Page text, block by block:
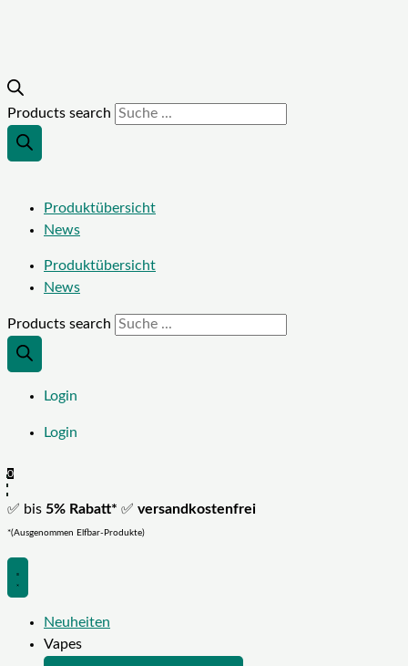
Products search
Produktübersicht
News
Produktübersicht
News
Products search
Login
Login
0
✅ bis 5% Rabatt* ✅ versandkostenfrei
*(Ausgenommen Elfbar-Produkte)
Neuheiten
Vapes